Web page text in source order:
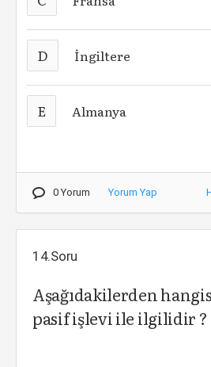
D İngiltere
E Almanya
0 Yorum Yorum Yap
14.Soru
Aşağıdakilerden
pasif işlevi ile ilgilidir ?